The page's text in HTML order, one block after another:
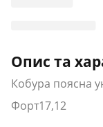
Опис та
Кобура поясна
Форт17,12